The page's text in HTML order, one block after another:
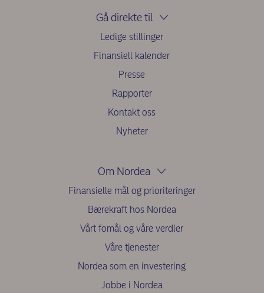
Gå direkte til
Ledige stillinger
Finansiell kalender
Presse
Rapporter
Kontakt oss
Nyheter
Om Nordea
Finansielle mål og prioriteringer
Bærekraft hos Nordea
Vårt fomål og våre verdier
Våre tjenester
Nordea som en investering
Jobbe i Nordea